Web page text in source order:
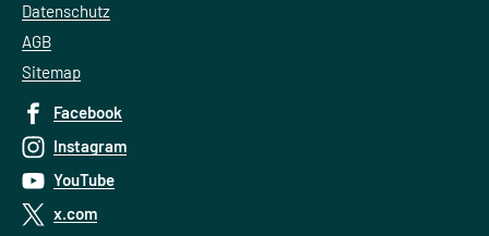
Datenschutz
AGB
Sitemap
Facebook
Instagram
YouTube
x.com